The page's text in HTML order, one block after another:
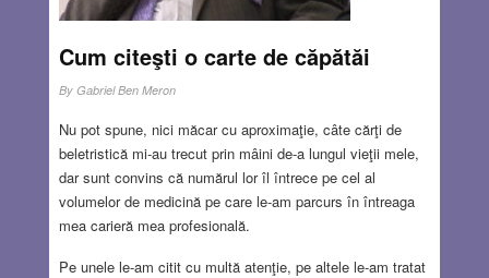
Cum citeşti o carte de căpătăi
By Gabriel Ben Meron
Nu pot spune, nici măcar cu aproximaţie, câte cărţi de
beletristică mi-au trecut prin mâini de-a lungul vieţii mele,
dar sunt convins că numărul lor îl întrece pe cel al
volumelor de medicină pe care le-am parcurs în întreaga
mea carieră mea profesională.
Pe unele le-am citit cu multă atenţie, pe altele le-am tratat